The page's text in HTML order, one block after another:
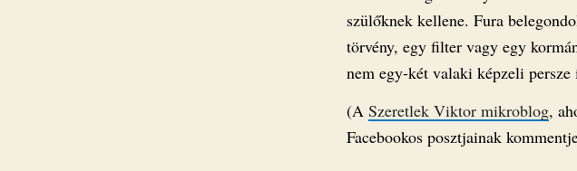
szülőknek kellene. Fura
törvény, egy filter vagy egy
nem egy-két valaki képzeli persze
(A Szeretlek Viktor mikroblog,
Facebookos posztjainak